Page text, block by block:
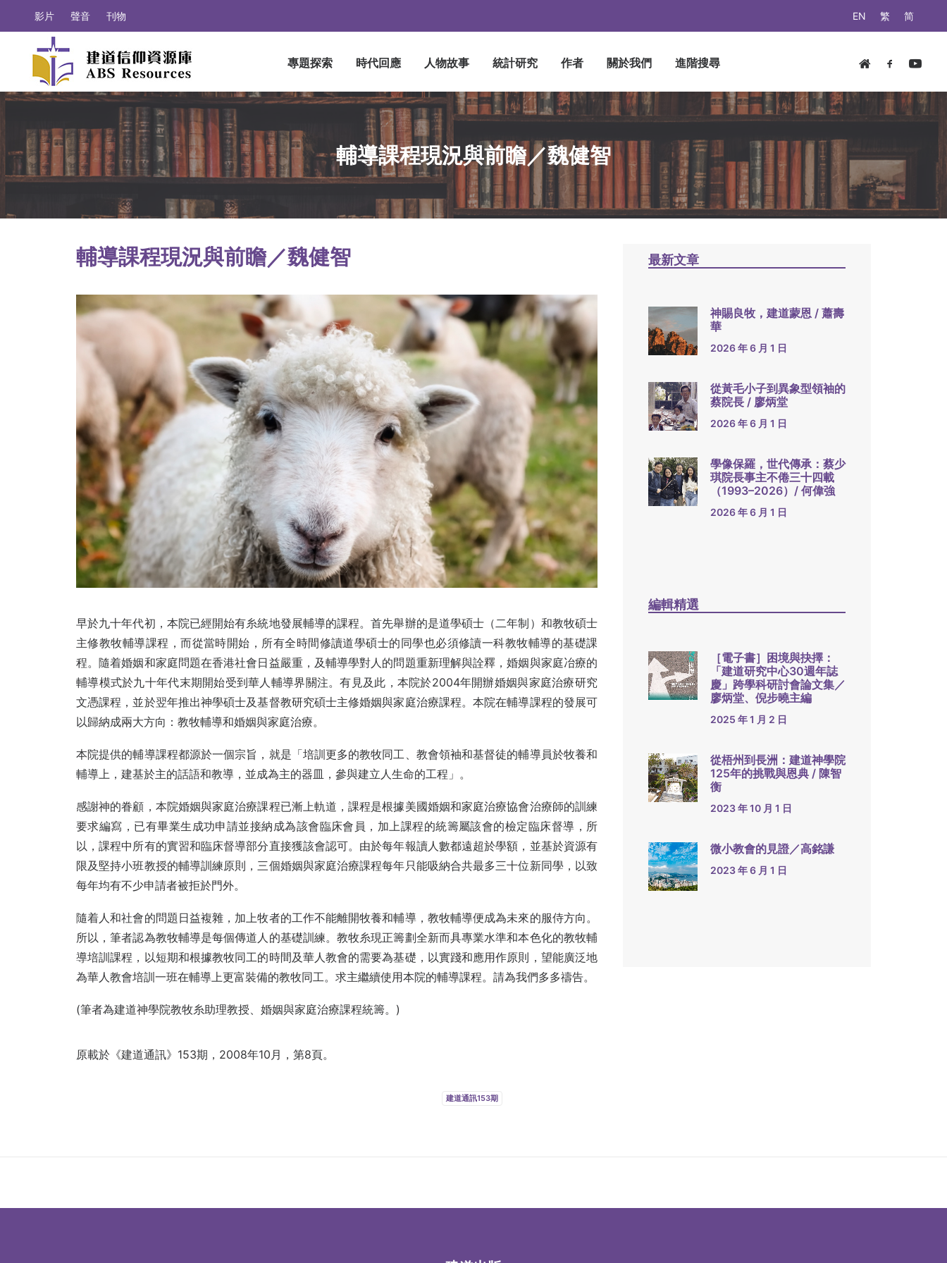
EN 繁 简
影片 聲音 刊物
專題探索 時代回應 人物故事 統計研究 作者 關於我們 進階搜尋
輔導課程現況與前瞻／魏健智
輔導課程現況與前瞻／魏健智
早於九十年代初，本院已經開始有糸統地發展輔導的課程。首先舉辦的是道學碩士（二年制）和教牧碩士
主修教牧輔導課程，而從當時開始，所有全時間修讀道學碩士的同學也必須修讀一科教牧輔導的基礎課
程。隨着婚姻和家庭問題在香港社會日益嚴重，及輔導學對人的問題重新理解與詮釋，婚姻與家庭冶療的
輔導模式於九十年代末期開始受到華人輔導界關注。有見及此，本院於2004年開辦婚姻與家庭治療研究
文憑課程，並於翌年推出神學碩士及基督教研究碩士主修婚姻與家庭治療課程。本院在輔導課程的發展可
以歸納成兩大方向：教牧輔導和婚姻與家庭治療。
本院提供的輔導課程都源於一個宗旨，就是「培訓更多的教牧同工、教會領袖和基督徒的輔導員於牧養和
輔導上，建基於主的話語和教導，並成為主的器皿，參與建立人生命的工程」。
感謝神的眷顧，本院婚姻與家庭治療課程已漸上軌道，課程是根據美國婚姻和家庭治療協會治療師的訓練
要求編寫，已有畢業生成功申請並接納成為該會臨床會員，加上課程的統籌屬該會的檢定臨床督導，所
以，課程中所有的實習和臨床督導部分直接獲該會認可。由於每年報讀人數都遠超於學額，並基於資源有
限及堅持小班教授的輔導訓練原則，三個婚姻與家庭治療課程每年只能吸納合共最多三十位新同學，以致
每年均有不少申請者被拒於門外。
隨着人和社會的問題日益複雜，加上牧者的工作不能離開牧養和輔導，教牧輔導便成為未來的服侍方向。
所以，筆者認為教牧輔導是每個傳道人的基礎訓練。教牧糸現正籌劃全新而具專業水準和本色化的教牧輔
導培訓課程，以短期和根據教牧同工的時間及華人教會的需要為基礎，以實踐和應用作原則，望能廣泛地
為華人教會培訓一班在輔導上更富裝備的教牧同工。求主繼續使用本院的輔導課程。請為我們多多禱告。
(筆者為建道神學院教牧糸助理教授、婚姻與家庭治療課程統籌。)
原載於《建道通訊》153期，2008年10月，第8頁。
最新文章
神賜良牧，建道蒙恩 / 蕭壽
華
2026 年 6 月 1 日
從黃毛小子到異象型領袖的
蔡院長 / 廖炳堂
2026 年 6 月 1 日
學像保羅，世代傳承：蔡少
琪院長事主不倦三十四載
（1993–2026）/ 何偉強
2026 年 6 月 1 日
編輯精選
［電子書］困境與抉擇：
「建道研究中心30週年誌
慶」跨學科研討會論文集／
廖炳堂、倪步曉主編
2025 年 1 月 2 日
從梧州到長洲：建道神學院
125年的挑戰與恩典 / 陳智
衡
2023 年 10 月 1 日
微小教會的見證／高銘謙
2023 年 6 月 1 日
建道通訊153期